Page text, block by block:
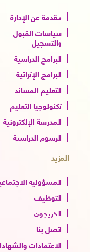
مقدمة عن الإدارة
سياسات القبول
والتسجيل
البرامج الدراسية
البرامج الإثرائية
التعليم المساند
تكنولوجيا التعليم
المدرسة الإلكترونية
الرسوم الدراسية
المزيد
المسؤولية
التوظيف
الخريجون
اتصل بنا
الاعتمادات